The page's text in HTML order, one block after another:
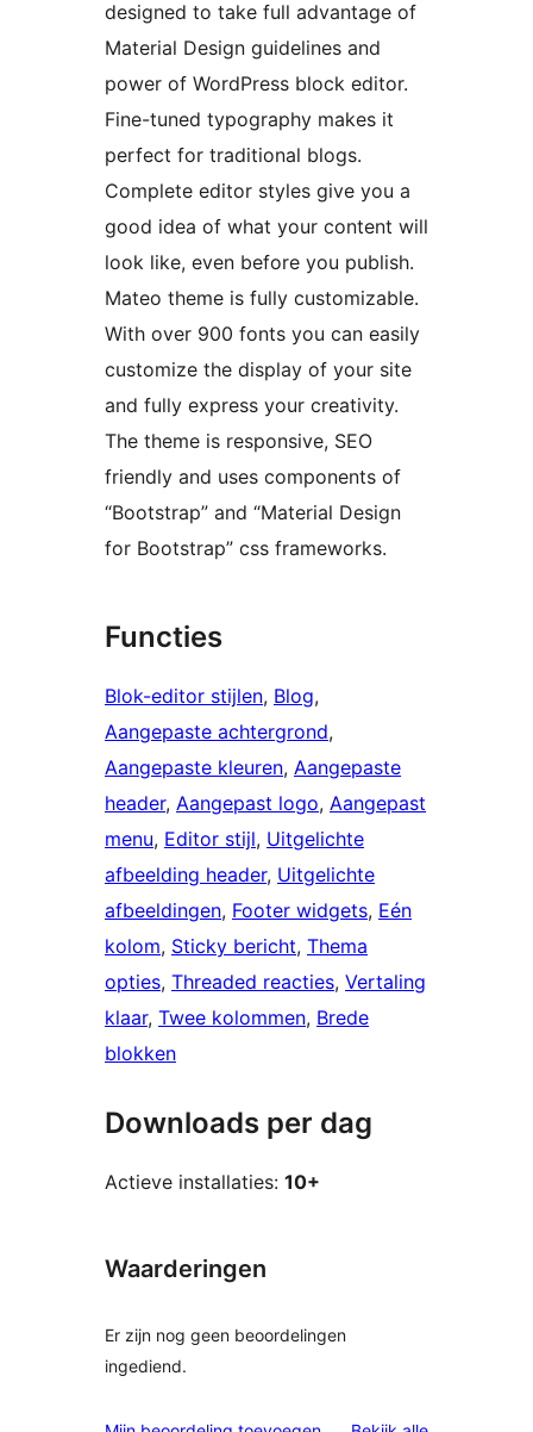
designed to take full advantage of
Material Design guidelines and
power of WordPress block editor.
Fine-tuned typography makes it
perfect for traditional blogs.
Complete editor styles give you a
good idea of what your content will
look like, even before you publish.
Mateo theme is fully customizable.
With over 900 fonts you can easily
customize the display of your site
and fully express your creativity.
The theme is responsive, SEO
friendly and uses components of
“Bootstrap” and “Material Design
for Bootstrap” css frameworks.
Functies
Blok-editor stijlen, Blog
Aangepaste achtergrond
Aangepaste kleuren, Aangepaste
header, Aangepast logo, Aangepast
menu, Editor stijl, Uitgelichte
afbeelding header, Uitgelichte
afbeeldingen, Footer widgets, Eén
kolom, Sticky bericht, Thema
opties, Threaded reacties, Vertaling
klaar, Twee kolommen, Brede
blokken
Downloads per dag
Actieve installaties: 10+
Waarderingen
Er zijn nog geen beoordelingen
ingediend.